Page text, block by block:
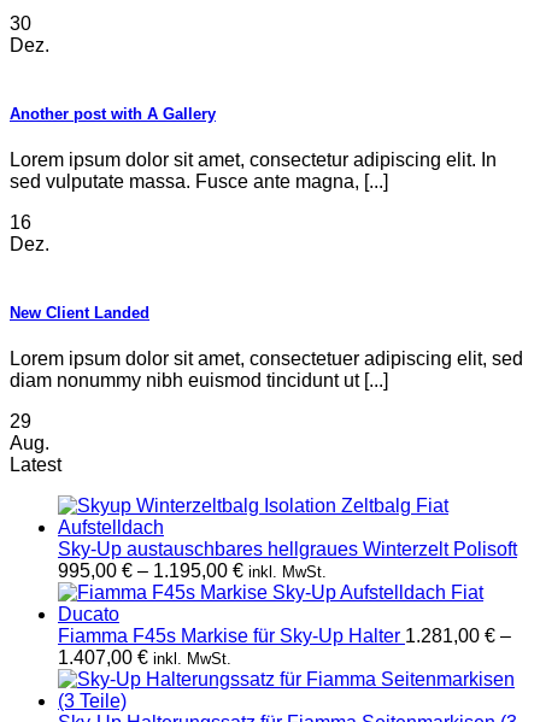
30
Dez.
Another post with A Gallery
Lorem ipsum dolor sit amet, consectetur adipiscing elit. In
sed vulputate massa. Fusce ante magna, [...]
16
Dez.
New Client Landed
Lorem ipsum dolor sit amet, consectetuer adipiscing elit, sed
diam nonummy nibh euismod tincidunt ut [...]
29
Aug.
Latest
Sky-Up austauschbares hellgraues Winterzelt Polisoft
995,00 € – 1.195,00 €Preisspanne:
995,00 €
1.195,00 €
inkl. MwSt.
Fiamma F45s Markise für Sky-Up Halter 1.281,00 € –
1.407,00 €Preisspanne:
1.281,00 €
inkl. MwSt.